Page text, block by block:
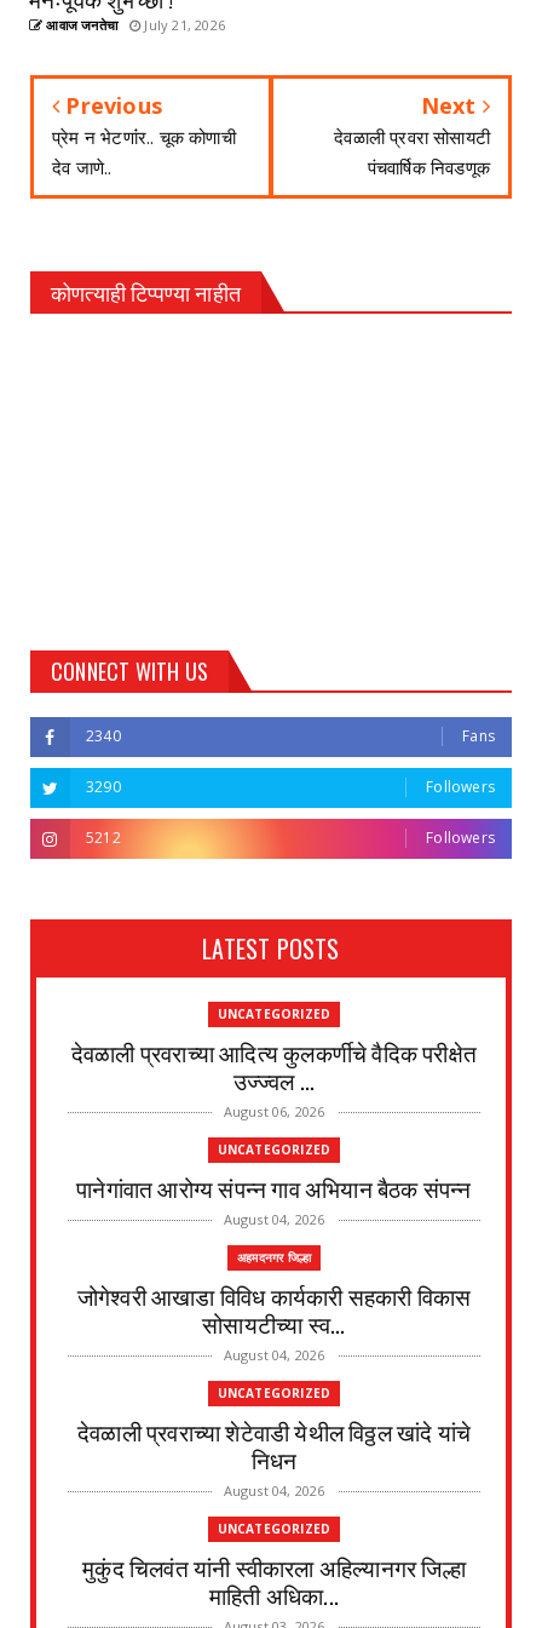
आवाज जनतेचा July 21, 2026
Previous
प्रेम न भेटणांंर.. चूक कोणाची
देव जाणे..
Next
देवळाली प्रवरा सोसायटी
पंचवार्षिक निवडणूक
कोणत्याही टिप्पण्‍या नाहीत
CONNECT WITH US
2340 Fans
3290 Followers
5212 Followers
LATEST POSTS
UNCATEGORIZED
देवळाली प्रवराच्या आदित्य कुलकर्णीचे वैदिक परीक्षेत
उज्ज्वल ...
August 06, 2026
UNCATEGORIZED
पानेगांवात आरोग्य संपन्न गाव अभियान बैठक संपन्न
August 04, 2026
अहमदनगर जिल्हा
जोगेश्वरी आखाडा विविध कार्यकारी सहकारी विकास
सोसायटीच्या स्व...
August 04, 2026
UNCATEGORIZED
देवळाली प्रवराच्या शेटेवाडी येथील विठ्ठल खांदे यांचे
निधन
August 04, 2026
UNCATEGORIZED
मुकुंद चिलवंत यांनी स्वीकारला अहिल्यानगर जिल्हा
माहिती अधिका...